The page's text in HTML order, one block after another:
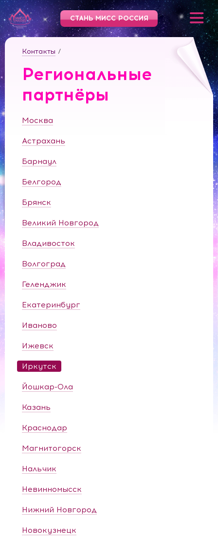
СТАНЬ МИСС РОССИЯ
Контакты /
Региональные
партнёры
Москва
Астрахань
Барнаул
Белгород
Брянск
Великий Новгород
Владивосток
Волгоград
Геленджик
Екатеринбург
Иваново
Ижевск
Иркутск
Йошкар-Ола
Казань
Краснодар
Магнитогорск
Нальчик
Невинномысск
Нижний Новгород
Новокузнецк